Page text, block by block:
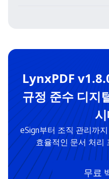
LynxPDF
규정 준수 디지
eSign부터 조직 관리까
효율적인 문서 처리
무료